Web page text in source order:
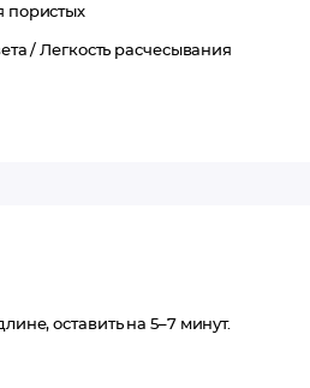
пористых
/Легкость расчесывания
оставить на 5–7 минут.